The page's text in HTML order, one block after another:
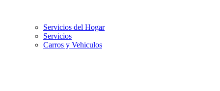
Servicios del Hogar
Servicios
Carros y Vehiculos